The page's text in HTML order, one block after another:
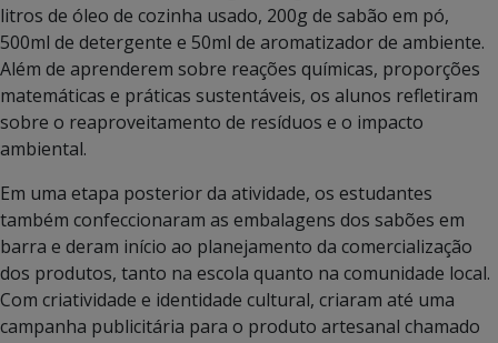
litros de óleo de cozinha usado, 200g de sabão em pó,
500ml de detergente e 50ml de aromatizador de ambiente.
Além de aprenderem sobre reações químicas, proporções
matemáticas e práticas sustentáveis, os alunos refletiram
sobre o reaproveitamento de resíduos e o impacto
ambiental.
Em uma etapa posterior da atividade, os estudantes
também confeccionaram as embalagens dos sabões em
barra e deram início ao planejamento da comercialização
dos produtos, tanto na escola quanto na comunidade local.
Com criatividade e identidade cultural, criaram até uma
campanha publicitária para o produto artesanal chamado